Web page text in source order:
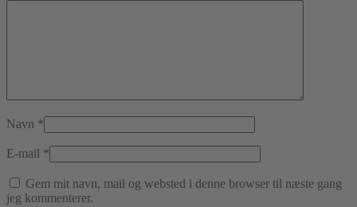
Navn *
E-mail *
Gem mit navn, mail og websted i denne browser til næste gang
jeg kommenterer.